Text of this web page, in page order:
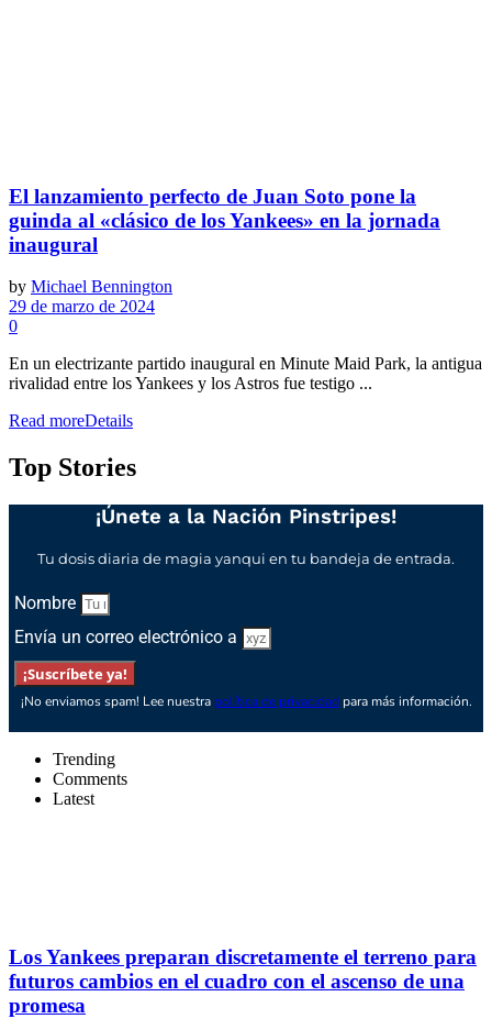
El lanzamiento perfecto de Juan Soto pone la
guinda al «clásico de los Yankees» en la jornada
inaugural
by Michael Bennington
29 de marzo de 2024
0
En un electrizante partido inaugural en Minute Maid Park, la antigua
rivalidad entre los Yankees y los Astros fue testigo ...
Read moreDetails
Top Stories
¡Únete a la Nación Pinstripes!
Tu dosis diaria de magia yanqui en tu bandeja de entrada.
Nombre
Envía un correo electrónico a
¡Suscríbete ya!
¡No enviamos spam! Lee nuestra política de privacidad para más información.
Trending
Comments
Latest
Los Yankees preparan discretamente el terreno para
futuros cambios en el cuadro con el ascenso de una
promesa